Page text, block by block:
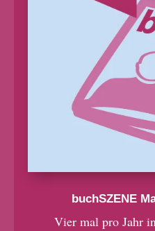
buchSZENE
Vier mal pro Jahr